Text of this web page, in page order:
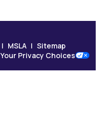
MSLA
Sitemap
Your Privacy Choices